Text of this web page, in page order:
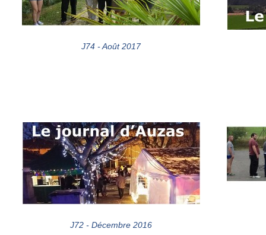
J74 - Août 2017
J72 - Décembre 2016